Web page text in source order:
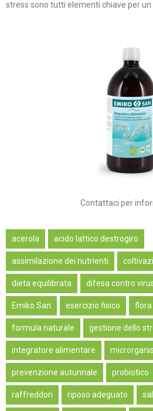
stress sono tutti elementi chiave per
Contattaci per
acerola acido lattico destrogiro
assimilazione dei nutrienti
dieta equilibrata difesa contro
Emiko San esercizio fisico flora
formula naturale gestione dello
integratore alimentare
prevenzione autunnale probiotico
raffreddori riposo adeguato